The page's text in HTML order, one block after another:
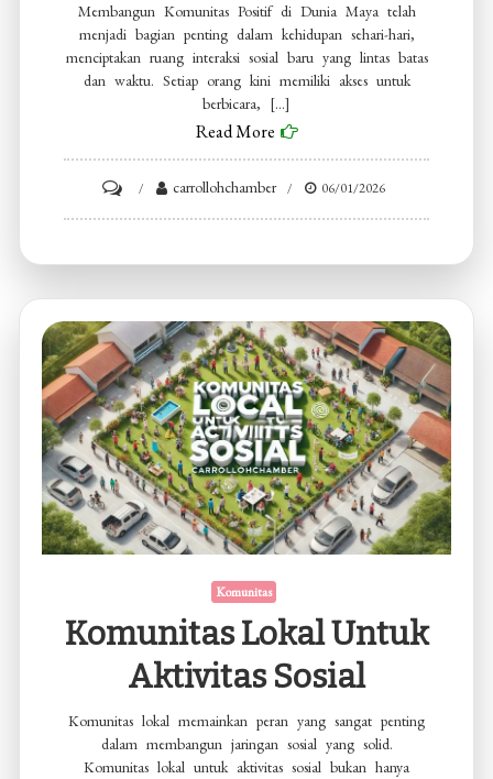
Membangun Komunitas Positif di Dunia Maya telah
menjadi bagian penting dalam kehidupan sehari-hari,
menciptakan ruang interaksi sosial baru yang lintas batas
dan waktu. Setiap orang kini memiliki akses untuk
berbicara, […]
Read More
Membangun
Dunia
Maya
carrollohchamber 06/01/2026
Komunitas
Komunitas Lokal Untuk
Aktivitas Sosial
Komunitas lokal memainkan peran yang sangat penting
dalam membangun jaringan sosial yang solid.
Komunitas lokal untuk aktivitas sosial bukan hanya